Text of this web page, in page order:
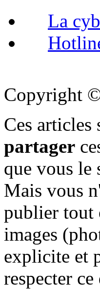
La
Copyright
Ces articles
partager
que vous le
Mais vous
publier tout
images
explicite et
respecter